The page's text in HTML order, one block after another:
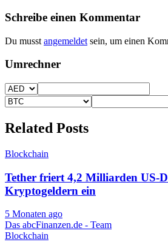
Schreibe einen Kommentar
Du musst angemeldet sein, um einen
Umrechner
Related Posts
Blockchain
Tether friert 4,2 Milliarden US-
Kryptogeldern ein
5 Monaten ago
Das abcFinanzen.de - Team
Blockchain